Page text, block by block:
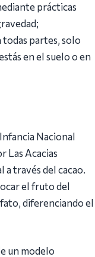
prácticas
partes, solo
en el suelo o en
Nacional
Las Acacias
través del cacao.
el fruto del
diferenciando el
un modelo